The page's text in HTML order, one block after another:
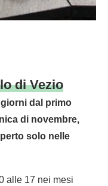
di Vezio
giorni dal primo
di novembre,
solo nelle
alle 17 nei mesi